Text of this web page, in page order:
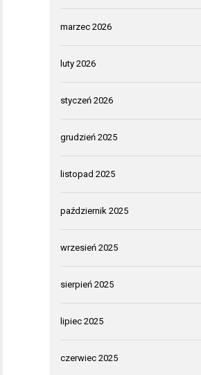
marzec 2026
luty 2026
styczeń 2026
grudzień 2025
listopad 2025
październik 2025
wrzesień 2025
sierpień 2025
lipiec 2025
czerwiec 2025